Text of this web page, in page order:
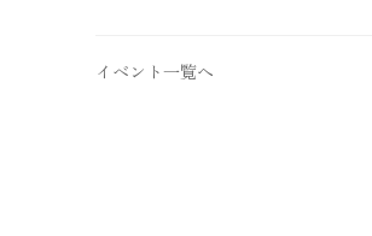
イベント一覧へ